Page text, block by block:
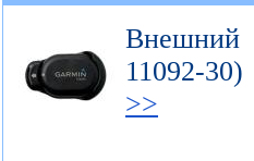
Внешний
11092-
>>